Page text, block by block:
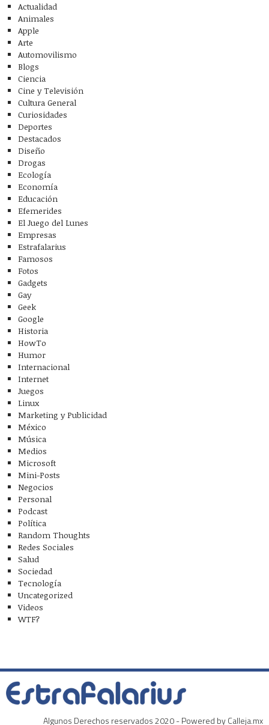
Actualidad
Animales
Apple
Arte
Automovilismo
Blogs
Ciencia
Cine y Televisión
Cultura General
Curiosidades
Deportes
Destacados
Diseño
Drogas
Ecología
Economía
Educación
Efemerides
El Juego del Lunes
Empresas
Estrafalarius
Famosos
Fotos
Gadgets
Gay
Geek
Google
Historia
HowTo
Humor
Internacional
Internet
Juegos
Linux
Marketing y Publicidad
México
Música
Medios
Microsoft
Mini-Posts
Negocios
Personal
Podcast
Política
Random Thoughts
Redes Sociales
Salud
Sociedad
Tecnología
Uncategorized
Videos
WTF?
Algunos Derechos reservados 2020 - Powered by Calleja.mx